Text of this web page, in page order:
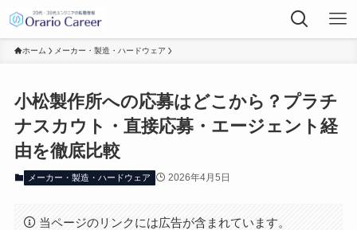
ホーム メーカー・製造・ハードウェア
小松製作所への応募はどこから？プラチ
ナスカウト・直接応募・エージェント経
由を徹底比較
メーカー・製造・ハードウェア 2026年4月5日
当ページのリンクには広告が含まれています。